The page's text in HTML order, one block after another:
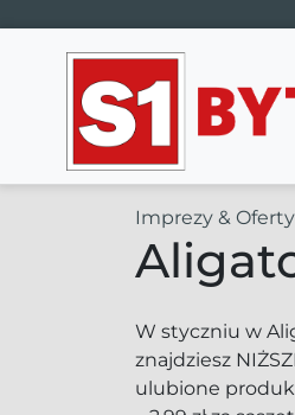
Main
Imprezy & Oferty
W styczniu w
znajdziesz
ulubione